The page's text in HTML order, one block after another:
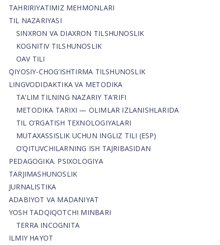
TAHRIRIYATIMIZ MEHMONLARI
TIL NAZARIYASI
SINXRON VA DIAXRON TILSHUNOSLIK
KOGNITIV TILSHUNOSLIK
OAV TILI
QIYOSIY-CHOG‘ISHTIRMA TILSHUNOSLIK
LINGVODIDAKTIKA VA METODIKA
TA’LIM TILNING NAZARIY TA’RIFI
METODIKA TARIXI — OLIMLAR IZLANISHLARIDA
TIL O’RGATISH TEXNOLOGIYALARI
MUTAXASSISLIK UCHUN INGLIZ TILI (ESP)
O’QITUVCHILARNING ISH TAJRIBASIDAN
PEDAGOGIKA. PSIXOLOGIYA
TARJIMASHUNOSLIK
JURNALISTIKA
ADABIYOT VA MADANIYAT
YOSH TADQIQOTCHI MINBARI
TERRA INCOGNITA
ILMIY HAYOT